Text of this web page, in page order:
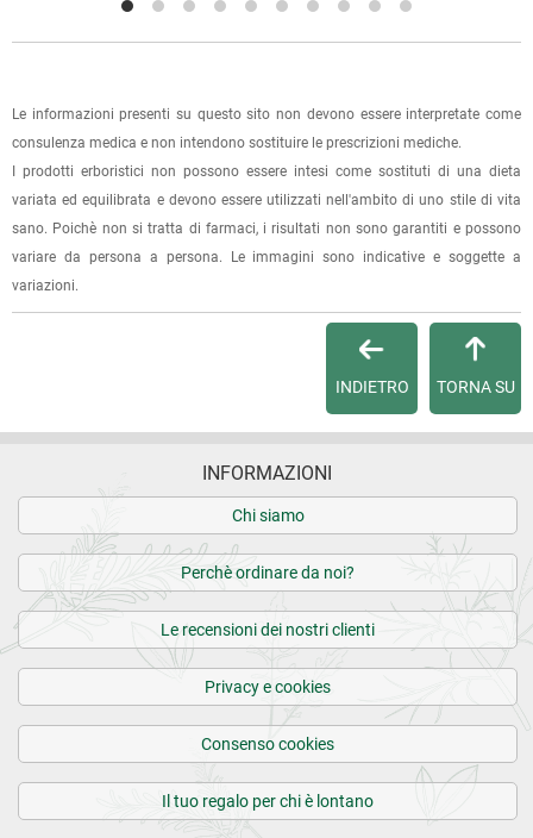
Non è gradevole l’odore
l'ordine sarà pronto per il ritiro.
oppure dalla fattura se richiesta al momento dell'ordine
(selezionando l'apposita casella del modulo d'ordine e
specificando l'indirizzo di fatturazione).
Dalla tua Area Clientepotrai verificare lo stato di lavorazione
dell'ordine e lo stato della spedizione.
Condizioni di vendita
Le informazioni presenti su questo sito non devono essere interpretate come
consulenza medica e non intendono sostituire le prescrizioni mediche.
I prodotti erboristici non possono essere intesi come sostituti di una dieta
variata ed equilibrata e devono essere utilizzati nell'ambito di uno stile di vita
sano. Poichè non si tratta di farmaci, i risultati non sono garantiti e possono
variare da persona a persona. Le immagini sono indicative e soggette a
variazioni.
TORNA SU
INDIETRO
INFORMAZIONI
Chi siamo
Perchè ordinare da noi?
Le recensioni dei nostri clienti
Privacy e cookies
Consenso cookies
Il tuo regalo per chi è lontano